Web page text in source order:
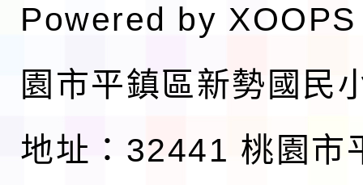
Powered by XOOPS
園市平鎮區新勢國民
地址：32441 桃園市